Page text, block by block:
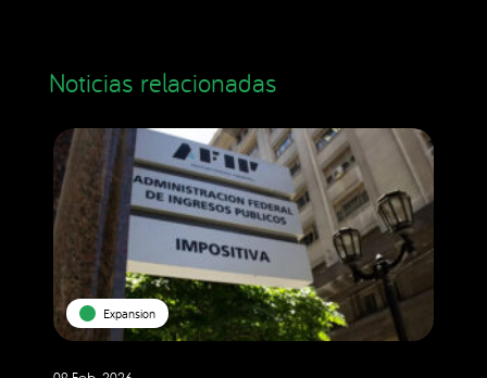
Noticias relacionadas
Expansion